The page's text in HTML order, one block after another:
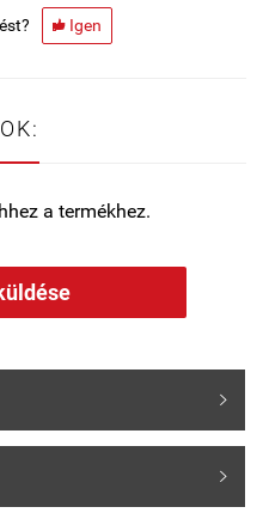
 Igen
a termékhez.

